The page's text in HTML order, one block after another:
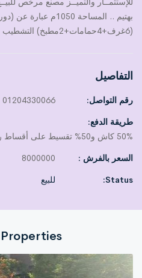
بهتيم .. المساحة 1050م
(6غرف+4حمامات+2مطبخ) التشطيب “عادى” موقع متميز
التفاصيل
رقم التواصل:
01204330066
طريقة الدفع:
50% كاش و50% تقسيط على أقساط ربع سنوية (كل 3شهور)
السعر بالفرش :
8000000
Status:
للبيع